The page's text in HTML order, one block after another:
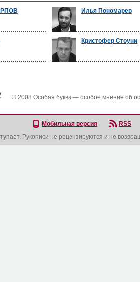
Илья Пономарев
Кристофер Стоуни
© 2008 Особая буква — особое мнение об
Мобильная версия
RSS
Рукописи не рецензируются и не